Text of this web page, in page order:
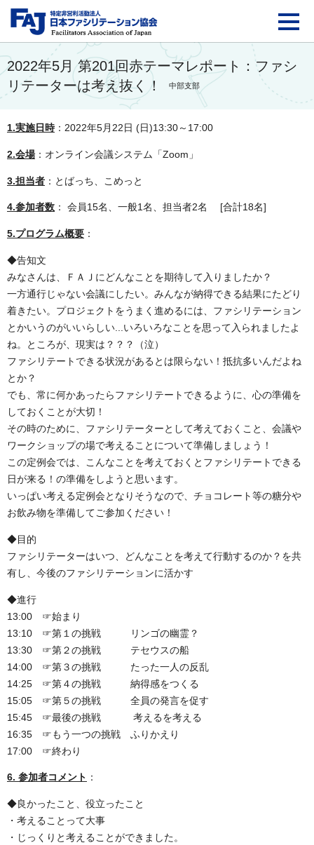
FAJ：特定非営利活動
2022年5月 第201回赤テーマレポート：ファシ
リテーターは考え抜く！
中部支部
1.実施日時：2022年5月22日 (日)13:30～17:00
2.会場：オンライン会議システム「Zoom」
3.担当者 ：とばっち、こめっと
4.参加者数 ： 会員15名、一般1名、担当者2名 [合計18名]
5.プログラム概要 ：
◆告知文
みなさんは、ＦＡＪにどんなことを期待して入りましたか？
一方通行じゃない会議にしたい。みんなが納得できる結果にたどり
着きたい。プロジェクトをうまく進めるには、ファシリテーション
とかいうのがいいらしい...いろいろなことを思って入られましたよ
ね。ところが、現実は？？？（泣）
ファシリテートできる状況があるとは限らない！抵抗多いんだよね
とか？
でも、常に何かあったらファシリテートできるように、心の準備を
しておくことが大切！
その時のために、ファシリテーターとして考えておくこと、会議や
ワークショップの場で考えることについて準備しましょう！
この定例会では、こんなことを考えておくとファシリテートできる
日が来る！の準備をしようと思います。
いっぱい考える定例会となりそうなので、チョコレート等の糖分や
お飲み物を準備してご参加ください！
◆目的
ファシリテーターはいつ、どんなことを考えて行動するのか？を共
有し、今後のファシリテーションに活かす
◆進行
13:00 ☞始まり
13:10 ☞第１の挑戦 リンゴの幽霊？
13:30 ☞第２の挑戦 テセウスの船
14:00 ☞第３の挑戦 たった一人の反乱
14:25 ☞第４の挑戦 納得感をつくる
15:05 ☞第５の挑戦 全員の発言を促す
15:45 ☞最後の挑戦 考えるを考える
16:35 ☞もう一つの挑戦 ふりかえり
17:00 ☞終わり
6. 参加者コメント ：
◆良かったこと、役立ったこと
・考えることって大事
・じっくりと考えることができました。